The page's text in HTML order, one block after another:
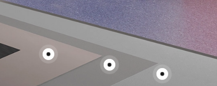
MF
на основе синтетических смол в водной
с очень низким содержанием летучих
веществ.
ЭКО
быстросхватывающийся
помещений для
от 1 до 10 мм на новых или
подготавливая их к